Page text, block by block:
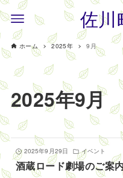
佐川
ホーム 2025年 9月
2025年9月
2025年9月29日 イベント
酒蔵ロード劇場のご案